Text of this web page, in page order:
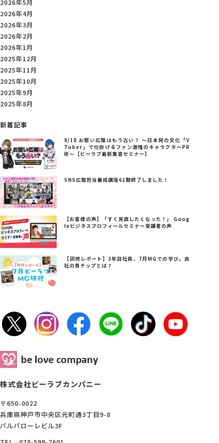
2026年5月
2026年4月
2026年3月
2026年2月
2026年1月
2025年12月
2025年11月
2025年10月
2025年9月
2025年8月
新着記事
8/18 お堅い広報はもう古い？ ～日本発の文化「V
Tuber」で仕掛けるファン激増のキャラクターPR
術～【ビーラブ最新集客セミナー】
SNS広報担当養成講座61期終了しました！
【お客様の声】「すぐ見直したくなった！」 Goog
leビジネスプロフィールセミナー受講者の声
【研修レポート】3年目社員、7月MGでの学び。自
社の青チップとは？
株式会社ビーラブカンパニー
〒650-0022
兵庫県神戸市中央区元町通3丁目9-8
パルパローレビル3F